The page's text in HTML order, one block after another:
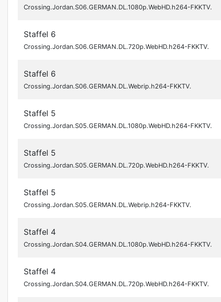
Crossing.Jordan.S06.GERMAN.DL.1080p.WebHD.h264-FKKTV.
Staffel 6
Crossing.Jordan.S06.GERMAN.DL.720p.WebHD.h264-FKKTV.
Staffel 6
Crossing.Jordan.S06.GERMAN.DL.Webrip.h264-FKKTV.
Staffel 5
Crossing.Jordan.S05.GERMAN.DL.1080p.WebHD.h264-FKKTV.
Staffel 5
Crossing.Jordan.S05.GERMAN.DL.720p.WebHD.h264-FKKTV.
Staffel 5
Crossing.Jordan.S05.GERMAN.DL.Webrip.h264-FKKTV.
Staffel 4
Crossing.Jordan.S04.GERMAN.DL.1080p.WebHD.h264-FKKTV.
Staffel 4
Crossing.Jordan.S04.GERMAN.DL.720p.WebHD.h264-FKKTV.